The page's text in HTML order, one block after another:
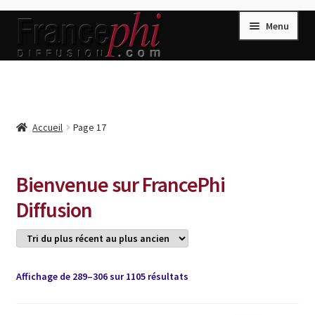
Aller
la
Aller
contenu
Menu
Caisse
Conditions de Vente
Connection
Enregistrement
Livres de Peter Randa
Accueil Page 17
Bienvenue sur FrancePhi
Diffusion
Affichage de 289–306 sur 1105 résultatsTrié